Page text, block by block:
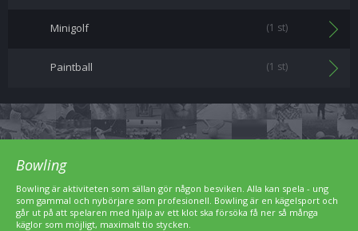
Minigolf (1 st)
Paintball (1 st)
Bowling
Bowling är aktiviteten som sällan gör någon besviken. Alla kan spela - ung
som gammal och nybörjare som profesionell. Bowling är en kägelsport och
går ut på att spelaren med hjälp av ett klot ska försöka få ner så många
käglor som möjligt, maximalt tio stycken.